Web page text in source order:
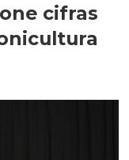
cifras